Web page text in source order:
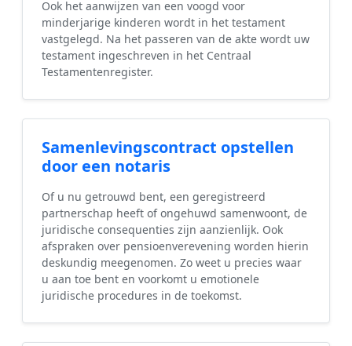
Ook het aanwijzen van een voogd voor
minderjarige kinderen wordt in het testament
vastgelegd. Na het passeren van de akte wordt uw
testament ingeschreven in het Centraal
Testamentenregister.
Samenlevingscontract opstellen
door een notaris
Of u nu getrouwd bent, een geregistreerd
partnerschap heeft of ongehuwd samenwoont, de
juridische consequenties zijn aanzienlijk. Ook
afspraken over pensioenverevening worden hierin
deskundig meegenomen. Zo weet u precies waar
u aan toe bent en voorkomt u emotionele
juridische procedures in de toekomst.